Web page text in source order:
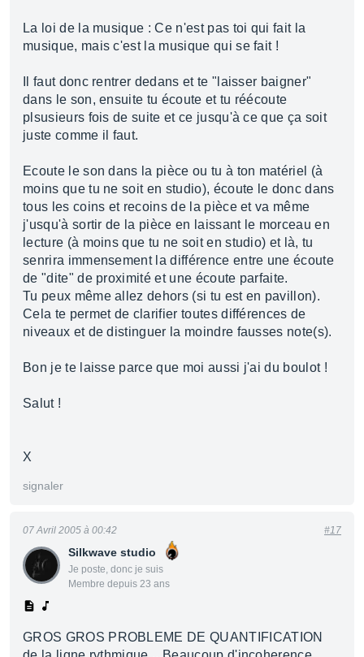
La loi de la musique : Ce n'est pas toi qui fait la
musique, mais c'est la musique qui se fait !
Il faut donc rentrer dedans et te "laisser baigner"
dans le son, ensuite tu écoute et tu réécoute
plsusieurs fois de suite et ce jusqu'à ce que ça soit
juste comme il faut.
Ecoute le son dans la pièce ou tu à ton matériel (à
moins que tu ne soit en studio), écoute le donc dans
tous les coins et recoins de la pièce et va même
j'usqu'à sortir de la pièce en laissant le morceau en
lecture (à moins que tu ne soit en studio) et là, tu
senrira immensement la différence entre une écoute
de "dite" de proximité et une écoute parfaite.
Tu peux même allez dehors (si tu est en pavillon).
Cela te permet de clarifier toutes différences de
niveaux et de distinguer la moindre fausses note(s).
Bon je te laisse parce que moi aussi j'ai du boulot !
Salut !
X
signaler
Silkwave studio
Je poste, donc je suis
Membre depuis 23 ans
07 Avril 2005 à 00:42 #17
GROS GROS PROBLEME DE QUANTIFICATION